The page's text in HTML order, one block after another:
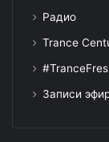
Радио
Trance
Записи